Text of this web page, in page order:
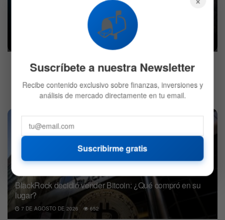
Starlink, el proyecto de internet satelital de Elon
Musk, llegará a Latinoamérica
578
1 3
BlackRock decidió vender Bitcoin: ¿Qué compró en su
lugar?
7 DE AGOSTO DE 2026 652
📬
Suscríbete a nuestra Newsletter
Recibe contenido exclusivo sobre finanzas, inversiones y
análisis de mercado directamente en tu email.
Suscribirme gratis